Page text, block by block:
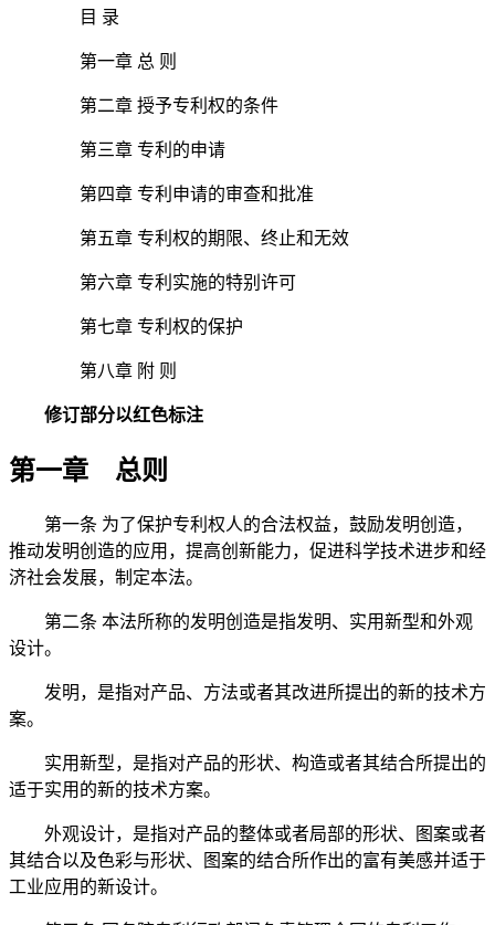
目 录
第一章 总 则
第二章 授予专利权的条件
第三章 专利的申请
第四章 专利申请的审查和批准
第五章 专利权的期限、终止和无效
第六章 专利实施的特别许可
第七章 专利权的保护
第八章 附 则
修订部分以红色标注
第一章 总则
第一条 为了保护专利权人的合法权益，鼓励发明创造，
推动发明创造的应用，提高创新能力，促进科学技术进步和经
济社会发展，制定本法。
第二条 本法所称的发明创造是指发明、实用新型和外观
设计。
发明，是指对产品、方法或者其改进所提出的新的技术方
案。
实用新型，是指对产品的形状、构造或者其结合所提出的
适于实用的新的技术方案。
外观设计，是指对产品的整体或者局部的形状、图案或者
其结合以及色彩与形状、图案的结合所作出的富有美感并适于
工业应用的新设计。